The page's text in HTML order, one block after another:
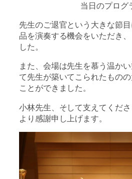
当日のプログ
先生のご退官という大きな節
品を演奏する機会をいただき
した。
また、会場は先生を慕う温か
て先生が築いてこられたもの
ことができました。
小林先生、そして支えてくだ
より感謝申し上げます。